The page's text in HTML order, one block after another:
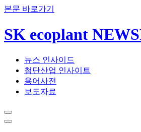
본문 바로가기
SK ecoplant
뉴스 인사이드
첨단산업 인사이트
용어사전
보도자료